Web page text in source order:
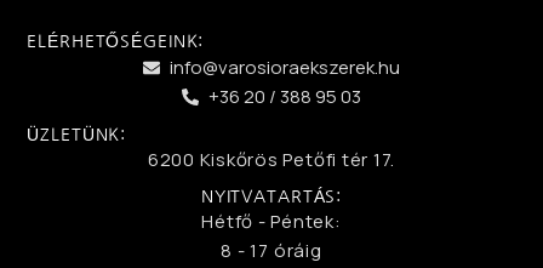
ELÉRHETŐSÉGEINK:
info@varosioraekszerek.hu
+36 20 / 388 95 03
ÜZLETÜNK:
6200 Kiskőrös Petőfi tér 17.
NYITVATARTÁS:
Hétfő - Péntek:
8 - 17 óráig